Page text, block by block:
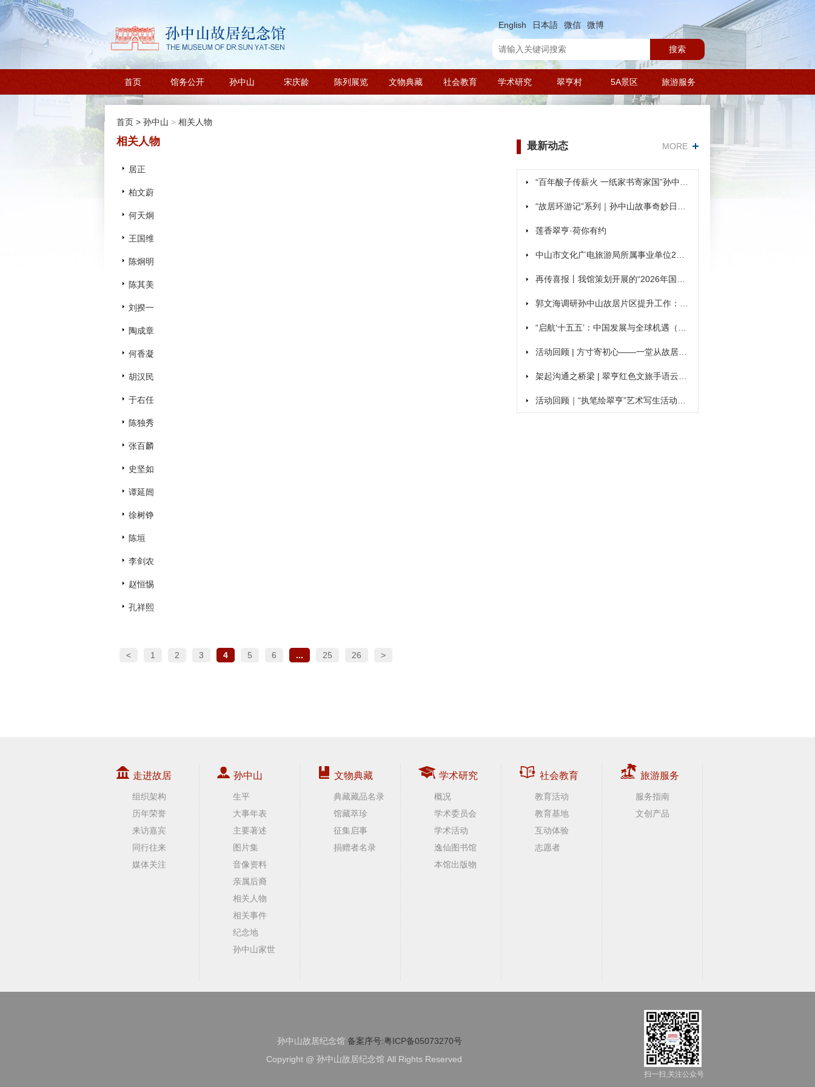
English 日本語 微信 微博
搜索
首页 馆务公开 孙中山 宋庆龄 陈列展览 文物典藏 社会教育 学术研究 翠亨村 5A景区 旅游服务
首页 > 孙中山 > 相关人物
相关人物
居正
柏文蔚
何天炯
王国维
陈炯明
陈其美
刘揆一
陶成章
何香凝
胡汉民
于右任
陈独秀
张百麟
史坚如
谭延闿
徐树铮
陈垣
李剑农
赵恒惕
孔祥熙
< 1 2 3 4 5 6 ... 25 26 >
最新动态 MORE
莲香翠亨·荷你有约
走进故居
组织架构
历年荣誉
来访嘉宾
同行往来
媒体关注
孙中山
生平
大事年表
主要著述
图片集
音像资料
亲属后裔
相关人物
相关事件
纪念地
孙中山家世
文物典藏
典藏藏品名录
馆藏萃珍
征集启事
捐赠者名录
学术研究
概况
学术委员会
学术活动
逸仙图书馆
本馆出版物
社会教育
教育活动
教育基地
互动体验
志愿者
旅游服务
服务指南
文创产品
孙中山故居纪念馆 备案序号:粤ICP备05073270号
Copyright @ 孙中山故居纪念馆 All Rights Reserved
扫一扫,关注公众号